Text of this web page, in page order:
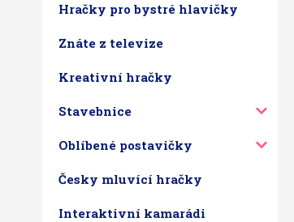
Hračky pro bystré hlavičky
Znáte z televize
Kreativní hračky
Stavebnice
Oblíbené postavičky
Česky mluvící hračky
Interaktivní kamarádi